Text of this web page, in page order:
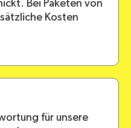
Bei Paketen von
Kosten
für unsere